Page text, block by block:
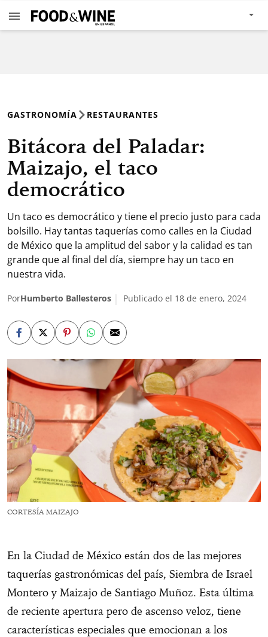
GASTRONOMÍA RESTAURANTES
Bitácora del Paladar:
Maizajo, el taco
democrático
Un taco es democrático y tiene el precio justo para cada
bolsillo. Hay tantas taquerías como calles en la Ciudad
de México que la amplitud del sabor y la calidad es tan
grande que al final del día, siempre hay un taco en
nuestra vida.
PorHumberto Ballesteros Publicado el 18 de enero, 2024
CORTESÍA MAIZAJO
En la Ciudad de México están dos de las mejores
taquerías gastronómicas del país, Siembra de Israel
Montero y Maizajo de Santiago Muñoz. Esta última
de reciente apertura pero de ascenso veloz, tiene
características especiales que emocionan a los